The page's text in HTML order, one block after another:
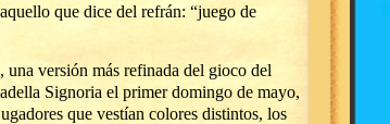
que dice del refrán: “juego de
versión más refinada del gioco del
Signoria el primer domingo de mayo,
que vestían colores distintos, los